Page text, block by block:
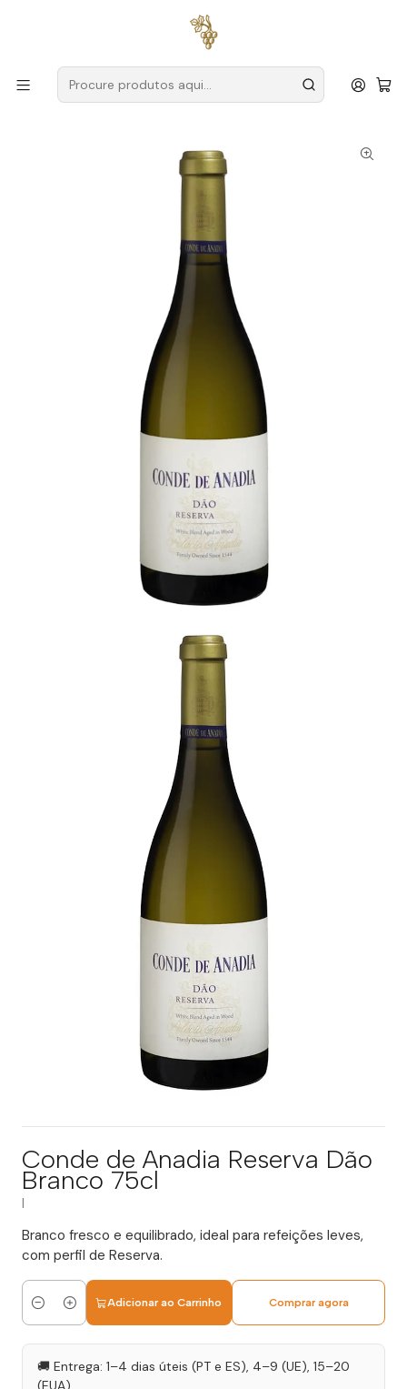
para encomendas a partir de
Produtores Dão
Conde de Anadia
Conde de Anadia Reserva Dão Branco 75cl
Conde de Anadia Reserva Dão
Branco 75cl
Branco fresco e equilibrado, ideal para refeições leves,
com perfil de Reserva.
Quantidade
Adicionar ao Carrinho Comprar agora
🚚 Entrega: 1–4 dias úteis (PT e ES), 4–9 (UE), 15–20